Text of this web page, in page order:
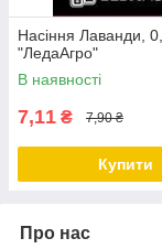
Насіння Лаванди,
"ЛедаАгро"
В наявності
7,11 ₴ 7,90 ₴
Купити
Про нас